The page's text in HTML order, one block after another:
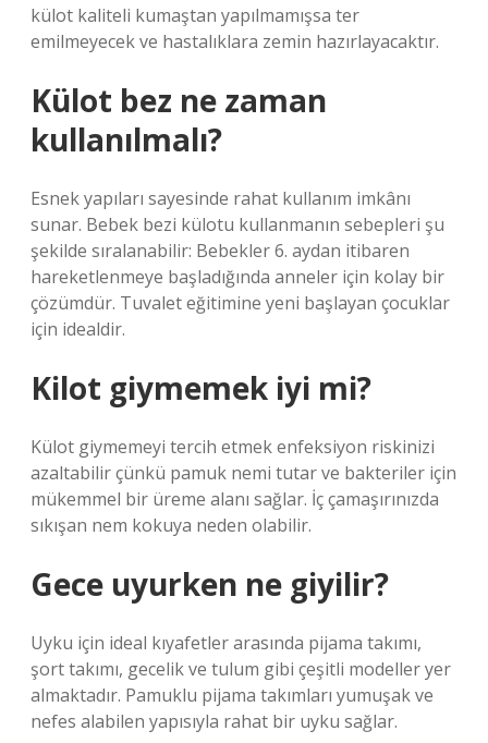
külot kaliteli kumaştan yapılmamışsa ter
emilmeyecek ve hastalıklara zemin hazırlayacaktır.
Külot bez ne zaman
kullanılmalı?
Esnek yapıları sayesinde rahat kullanım imkânı
sunar. Bebek bezi külotu kullanmanın sebepleri şu
şekilde sıralanabilir: Bebekler 6. aydan itibaren
hareketlenmeye başladığında anneler için kolay bir
çözümdür. Tuvalet eğitimine yeni başlayan çocuklar
için idealdir.
Kilot giymemek iyi mi?
Külot giymemeyi tercih etmek enfeksiyon riskinizi
azaltabilir çünkü pamuk nemi tutar ve bakteriler için
mükemmel bir üreme alanı sağlar. İç çamaşırınızda
sıkışan nem kokuya neden olabilir.
Gece uyurken ne giyilir?
Uyku için ideal kıyafetler arasında pijama takımı,
şort takımı, gecelik ve tulum gibi çeşitli modeller yer
almaktadır. Pamuklu pijama takımları yumuşak ve
nefes alabilen yapısıyla rahat bir uyku sağlar.